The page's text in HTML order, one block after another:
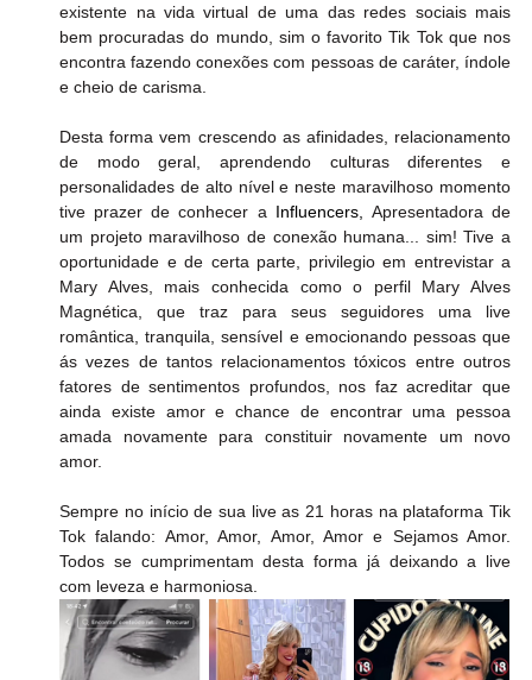
existente na vida virtual de uma das redes sociais mais
bem procuradas do mundo, sim o favorito Tik Tok que nos
encontra fazendo conexões com pessoas de caráter, índole
e cheio de carisma.
Desta forma vem crescendo as afinidades, relacionamento
de modo geral, aprendendo culturas diferentes e
personalidades de alto nível e neste maravilhoso momento
tive prazer de conhecer a Influencers, Apresentadora de
um projeto maravilhoso de conexão humana... sim! Tive a
oportunidade e de certa parte, privilegio em entrevistar a
Mary Alves, mais conhecida como o perfil Mary Alves
Magnética, que traz para seus seguidores uma live
romântica, tranquila, sensível e emocionando pessoas que
ás vezes de tantos relacionamentos tóxicos entre outros
fatores de sentimentos profundos, nos faz acreditar que
ainda existe amor e chance de encontrar uma pessoa
amada novamente para constituir novamente um novo
amor.
Sempre no início de sua live as 21 horas na plataforma Tik
Tok falando: Amor, Amor, Amor, Amor e Sejamos Amor.
Todos se cumprimentam desta forma já deixando a live
com leveza e harmoniosa.